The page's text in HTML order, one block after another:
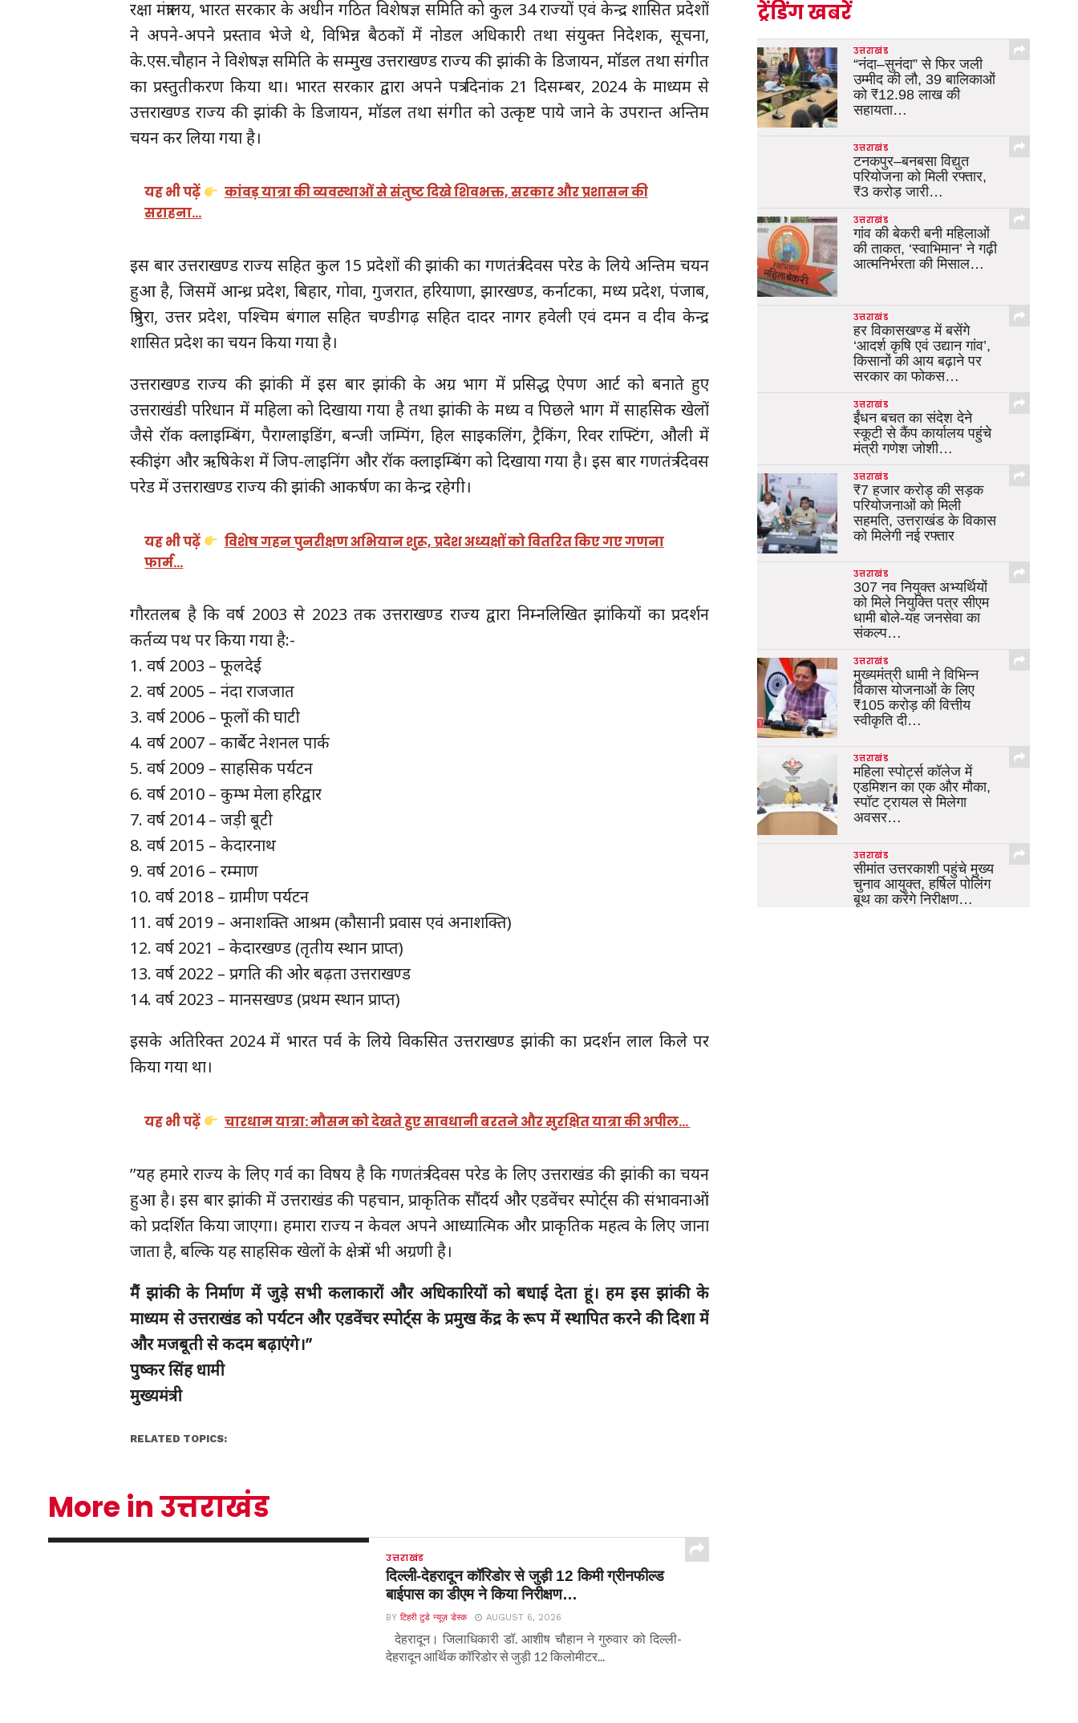
रक्षा मंत्रालय, भारत सरकार के अधीन गठित विशेषज्ञ समिति को कुल 34 राज्यों एवं केन्द्र शासित प्रदेशों
ने अपने-अपने प्रस्ताव भेजे थे, विभिन्न बैठकों में नोडल अधिकारी तथा संयुक्त निदेशक, सूचना,
के.एस.चौहान ने विशेषज्ञ समिति के सम्मुख उत्तराखण्ड राज्य की झांकी के डिजायन, मॉडल तथा संगीत
का प्रस्तुतीकरण किया था। भारत सरकार द्वारा अपने पत्र दिनांक 21 दिसम्बर, 2024 के माध्यम से
उत्तराखण्ड राज्य की झांकी के डिजायन, मॉडल तथा संगीत को उत्कृष्ट पाये जाने के उपरान्त अन्तिम
चयन कर लिया गया है।
यह भी पढ़ें
कांवड़ यात्रा की व्यवस्थाओं से संतुष्ट दिखे शिवभक्त, सरकार और प्रशासन की
सराहना…
इस बार उत्तराखण्ड राज्य सहित कुल 15 प्रदेशों की झांकी का गणतंत्र दिवस परेड के लिये अन्तिम चयन
हुआ है, जिसमें आन्ध्र प्रदेश, बिहार, गोवा, गुजरात, हरियाणा, झारखण्ड, कर्नाटका, मध्य प्रदेश, पंजाब,
त्रिपुरा, उत्तर प्रदेश, पश्चिम बंगाल सहित चण्डीगढ़ सहित दादर नागर हवेली एवं दमन व दीव केन्द्र
शासित प्रदेश का चयन किया गया है।
उत्तराखण्ड राज्य की झांकी में इस बार झांकी के अग्र भाग में प्रसिद्ध ऐपण आर्ट को बनाते हुए
उत्तराखंडी परिधान में महिला को दिखाया गया है तथा झांकी के मध्य व पिछले भाग में साहसिक खेलों
जैसे रॉक क्लाइम्बिंग, पैराग्लाइडिंग, बन्जी जम्पिंग, हिल साइकलिंग, ट्रैकिंग, रिवर राफ्टिंग, औली में
स्कीइंग और ऋषिकेश में जिप-लाइनिंग और रॉक क्लाइम्बिंग को दिखाया गया है। इस बार गणतंत्र दिवस
परेड में उत्तराखण्ड राज्य की झांकी आकर्षण का केन्द्र रहेगी।
यह भी पढ़ें
विशेष गहन पुनरीक्षण अभियान शुरू, प्रदेश अध्यक्षों को वितरित किए गए गणना
फार्म…
गौरतलब है कि वर्ष 2003 से 2023 तक उत्तराखण्ड राज्य द्वारा निम्नलिखित झांकियों का प्रदर्शन
कर्तव्य पथ पर किया गया है:-
1. वर्ष 2003 – फूलदेई
2. वर्ष 2005 – नंदा राजजात
3. वर्ष 2006 – फूलों की घाटी
4. वर्ष 2007 – कार्बेट नेशनल पार्क
5. वर्ष 2009 – साहसिक पर्यटन
6. वर्ष 2010 – कुम्भ मेला हरिद्वार
7. वर्ष 2014 – जड़ी बूटी
8. वर्ष 2015 – केदारनाथ
9. वर्ष 2016 – रम्माण
10. वर्ष 2018 – ग्रामीण पर्यटन
11. वर्ष 2019 – अनाशक्ति आश्रम (कौसानी प्रवास एवं अनाशक्ति)
12. वर्ष 2021 – केदारखण्ड (तृतीय स्थान प्राप्त)
13. वर्ष 2022 – प्रगति की ओर बढ़ता उत्तराखण्ड
14. वर्ष 2023 – मानसखण्ड (प्रथम स्थान प्राप्त)
इसके अतिरिक्त 2024 में भारत पर्व के लिये विकसित उत्तराखण्ड झांकी का प्रदर्शन लाल किले पर
किया गया था।
यह भी पढ़ें चारधाम यात्रा: मौसम को देखते हुए सावधानी बरतने और सुरक्षित यात्रा की अपील…
’’यह हमारे राज्य के लिए गर्व का विषय है कि गणतंत्र दिवस परेड के लिए उत्तराखंड की झांकी का चयन
हुआ है। इस बार झांकी में उत्तराखंड की पहचान, प्राकृतिक सौंदर्य और एडवेंचर स्पोर्ट्स की संभावनाओं
को प्रदर्शित किया जाएगा। हमारा राज्य न केवल अपने आध्यात्मिक और प्राकृतिक महत्व के लिए जाना
जाता है, बल्कि यह साहसिक खेलों के क्षेत्र में भी अग्रणी है।
मैं झांकी के निर्माण में जुड़े सभी कलाकारों और अधिकारियों को बधाई देता हूं। हम इस झांकी के
माध्यम से उत्तराखंड को पर्यटन और एडवेंचर स्पोर्ट्स के प्रमुख केंद्र के रूप में स्थापित करने की दिशा में
और मजबूती से कदम बढ़ाएंगे।’’
पुष्कर सिंह धामी
मुख्यमंत्री
RELATED TOPICS:
More in उत्तराखंड
उत्तराखंड
दिल्ली-देहरादून कॉरिडोर से जुड़ी 12 किमी ग्रीनफील्ड
बाईपास का डीएम ने किया निरीक्षण…
BYटिहरी टुडे न्यूज़ डेस्क AUGUST 6, 2026
देहरादून। जिलाधिकारी डॉ. आशीष चौहान ने गुरुवार को दिल्ली-
देहरादून आर्थिक कॉरिडोर से जुड़ी 12 किलोमीटर...
ट्रेंडिंग खबरें
उत्तराखंड
“नंदा–सुनंदा” से फिर जली
उम्मीद की लौ, 39 बालिकाओं
को ₹12.98 लाख की
सहायता…
उत्तराखंड
टनकपुर–बनबसा विद्युत
परियोजना को मिली रफ्तार,
₹3 करोड़ जारी…
उत्तराखंड
गांव की बेकरी बनी महिलाओं
की ताकत, ‘स्वाभिमान’ ने गढ़ी
आत्मनिर्भरता की मिसाल…
उत्तराखंड
हर विकासखण्ड में बसेंगे
‘आदर्श कृषि एवं उद्यान गांव’,
किसानों की आय बढ़ाने पर
सरकार का फोकस…
उत्तराखंड
ईंधन बचत का संदेश देने
स्कूटी से कैंप कार्यालय पहुंचे
मंत्री गणेश जोशी…
उत्तराखंड
₹7 हजार करोड़ की सड़क
परियोजनाओं को मिली
सहमति, उत्तराखंड के विकास
को मिलेगी नई रफ्तार
उत्तराखंड
307 नव नियुक्त अभ्यर्थियों
को मिले नियुक्ति पत्र सीएम
धामी बोले-यह जनसेवा का
संकल्प…
उत्तराखंड
मुख्यमंत्री धामी ने विभिन्न
विकास योजनाओं के लिए
₹105 करोड़ की वित्तीय
स्वीकृति दी…
उत्तराखंड
महिला स्पोर्ट्स कॉलेज में
एडमिशन का एक और मौका,
स्पॉट ट्रायल से मिलेगा
अवसर…
उत्तराखंड
सीमांत उत्तरकाशी पहुंचे मुख्य
चुनाव आयुक्त, हर्षिल पोलिंग
बूथ का करेंगे निरीक्षण…